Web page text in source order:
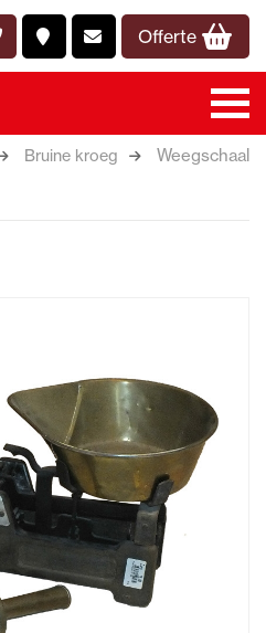
Offerte
Bruine kroeg Weegschaal